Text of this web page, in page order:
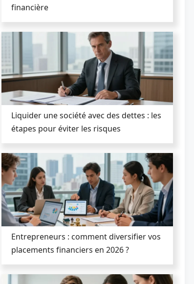
financière
Liquider une société avec des dettes : les
étapes pour éviter les risques
Entrepreneurs : comment diversifier vos
placements financiers en 2026 ?